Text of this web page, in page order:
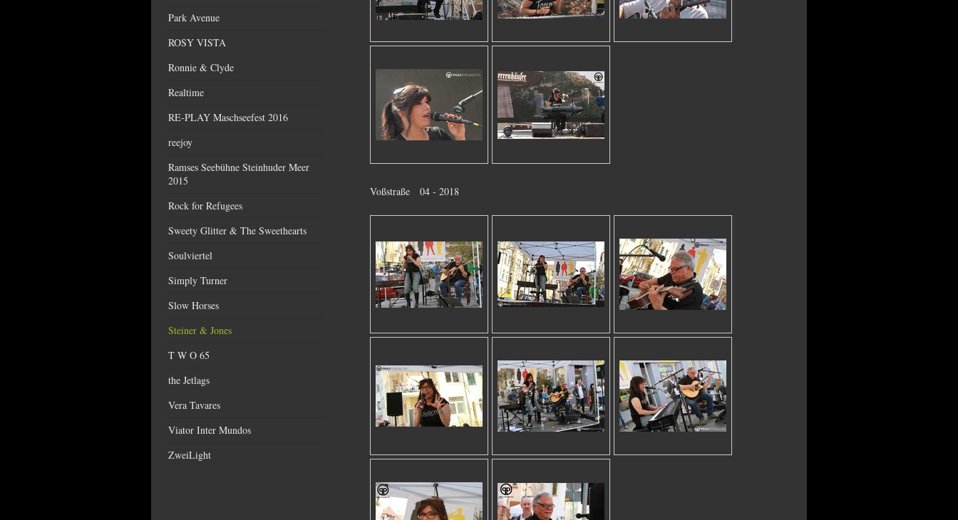
Voßstraße 04 - 2018
Park Avenue
ROSY VISTA
Ronnie & Clyde
Realtime
RE-PLAY Maschseefest 2016
reejoy
Ramses Seebühne Steinhuder Meer
2015
Rock for Refugees
Sweety Glitter & The Sweethearts
Soulviertel
Simply Turner
Slow Horses
Steiner & Jones
T W O 65
the Jetlags
Vera Tavares
Viator Inter Mundos
ZweiLight